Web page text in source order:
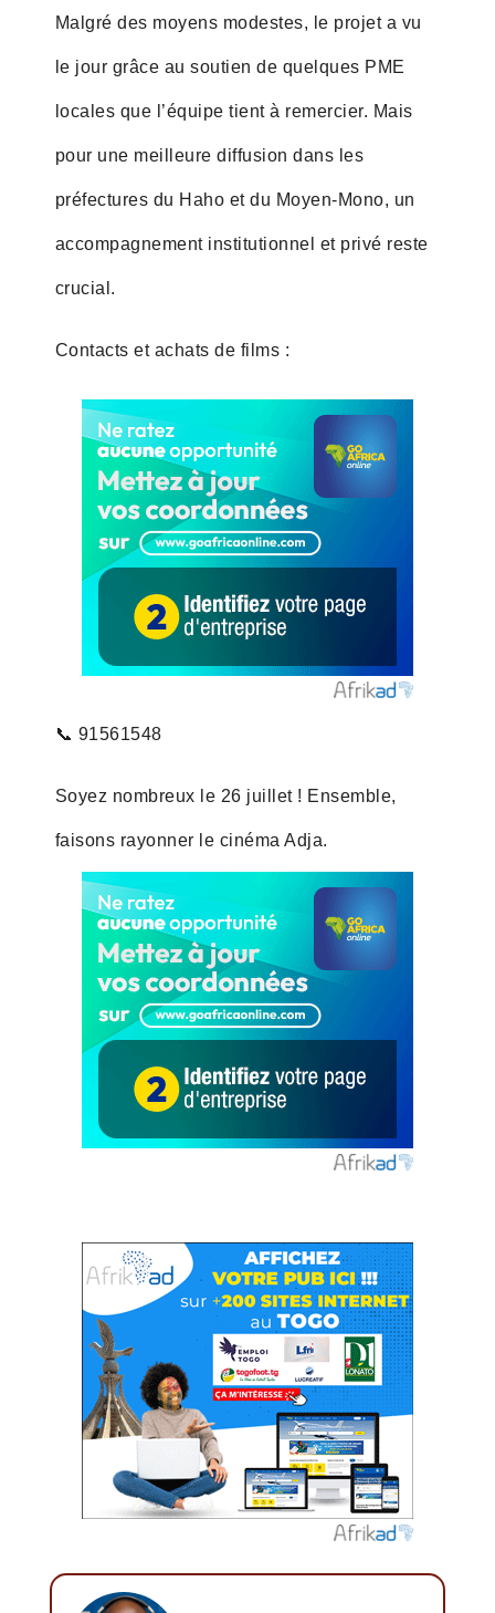
Malgré des moyens modestes, le projet a vu
le jour grâce au soutien de quelques PME
locales que l’équipe tient à remercier. Mais
pour une meilleure diffusion dans les
préfectures du Haho et du Moyen-Mono, un
accompagnement institutionnel et privé reste
crucial.
Contacts et achats de films :
📞 91561548
Soyez nombreux le 26 juillet ! Ensemble,
faisons rayonner le cinéma Adja.